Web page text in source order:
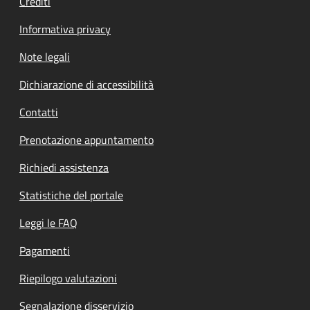
Informativa privacy
Note legali
Dichiarazione di accessibilità
Contatti
Prenotazione appuntamento
Richiedi assistenza
Statistiche del portale
Leggi le FAQ
Pagamenti
Riepilogo valutazioni
Segnalazione disservizio